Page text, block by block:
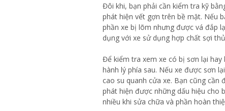
Đôi khi, bạn phải cần kiểm tra kỹ
phát hiện vết gợn trên bề mặt. Nếu
phần xe bị lõm nhưng được vá đắp
dụng với xe sử dụng hợp chất sợi
Để kiểm tra xem xe có bị sơn lại hay
hành lý phía sau. Nếu xe được sơn
cao su quanh cửa xe. Bạn cũng
phát hiện được những dấu hiệu cho
nhiều khi sửa chữa và phần hoàn